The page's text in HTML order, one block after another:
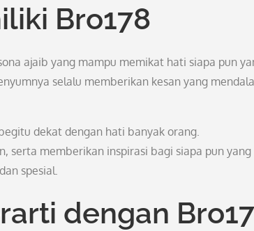
Bro178
ajaib yang mampu memikat hati siapa pun
selalu memberikan kesan yang
dekat dengan hati banyak orang.
serta memberikan inspirasi bagi siapa pun yang
spesial.
dengan